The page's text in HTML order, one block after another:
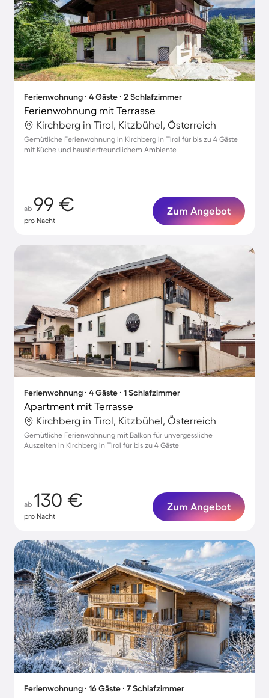
Ferienwohnung ∙ 4 Gäste ∙ 2 Schlafzimmer
Ferienwohnung mit Terrasse
Kirchberg in Tirol, Kitzbühel, Österreich
Gemütliche Ferienwohnung in Kirchberg in Tirol für bis zu 4 Gäste
mit Küche und haustierfreundlichem Ambiente
ab 99 €
pro Nacht
Zum Angebot
Ferienwohnung ∙ 4 Gäste ∙ 1 Schlafzimmer
Apartment mit Terrasse
Kirchberg in Tirol, Kitzbühel, Österreich
Gemütliche Ferienwohnung mit Balkon für unvergessliche
Auszeiten in Kirchberg in Tirol für bis zu 4 Gäste
ab 130 €
pro Nacht
Zum Angebot
Ferienwohnung ∙ 16 Gäste ∙ 7 Schlafzimmer